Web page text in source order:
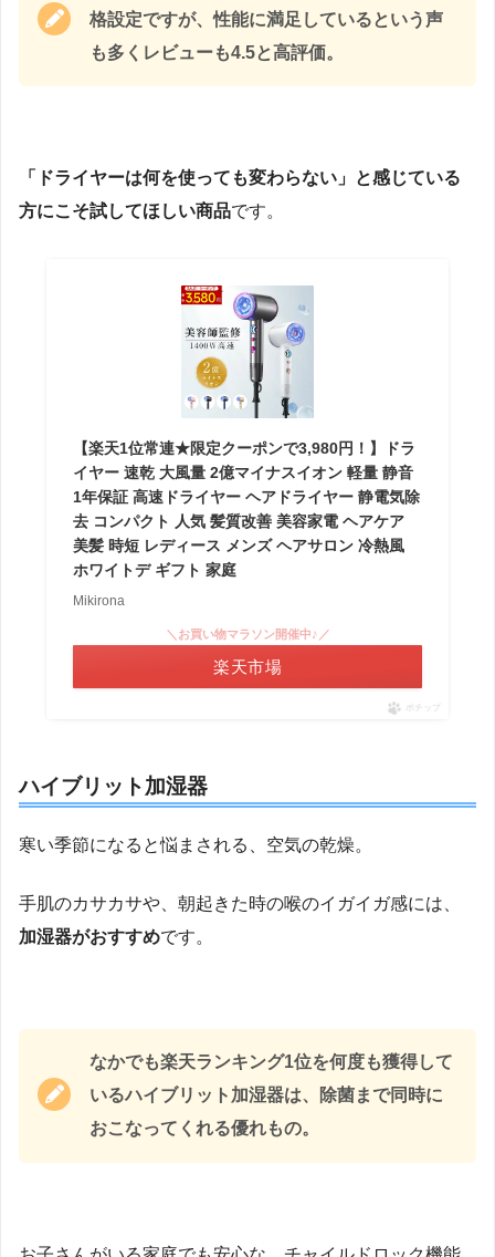
格設定ですが、性能に満足しているという声
も多くレビューも4.5と高評価。
「ドライヤーは何を使っても変わらない」と感じている
方にこそ試してほしい商品です。
【楽天1位常連★限定クーポンで3,980円！】ドラ
イヤー 速乾 大風量 2億マイナスイオン 軽量 静音
1年保証 高速ドライヤー ヘアドライヤー 静電気除
去 コンパクト 人気 髪質改善 美容家電 ヘアケア
美髪 時短 レディース メンズ ヘアサロン 冷熱風
ホワイトデ ギフト 家庭
Mikirona
＼お買い物マラソン開催中♪／
楽天市場
ポチップ
ハイブリット加湿器
寒い季節になると悩まされる、空気の乾燥。
手肌のカサカサや、朝起きた時の喉のイガイガ感には、
加湿器がおすすめです。
なかでも楽天ランキング1位を何度も獲得して
いるハイブリット加湿器は、除菌まで同時に
おこなってくれる優れもの。